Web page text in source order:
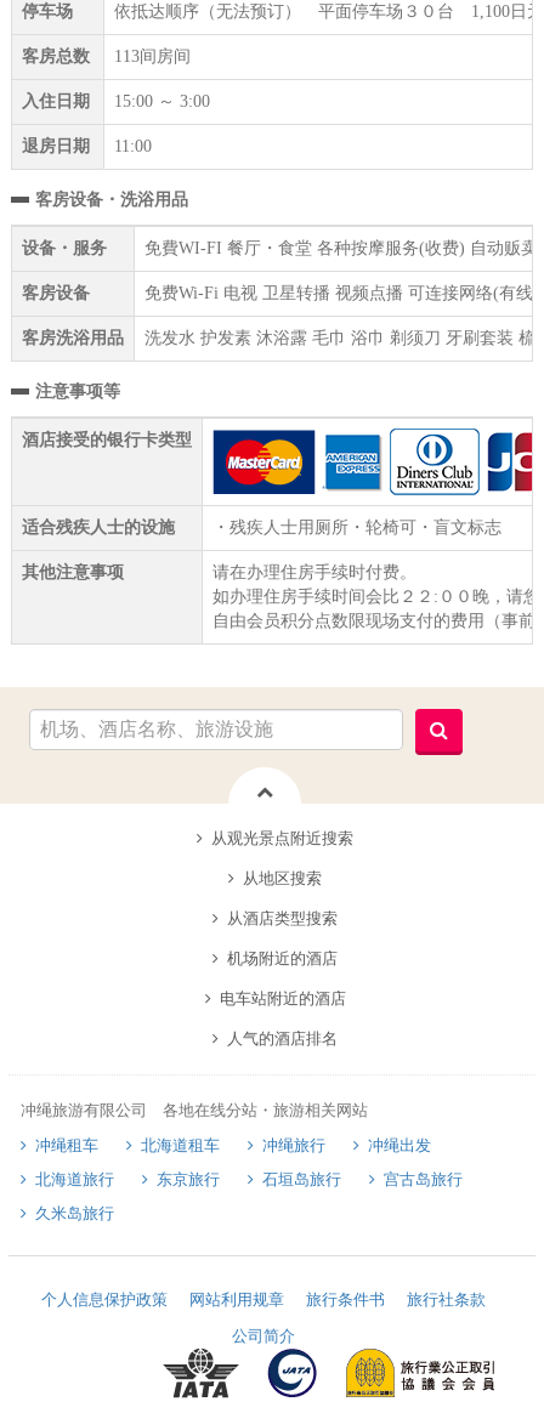
停车场 依抵达顺序（无法预订） 平面停车场３０台 1,100日元
客房总数 113间房间
入住日期 15:00 ～ 3:00
退房日期 11:00
客房设备・洗浴用品
设备・服务 免費WI-FI 餐厅・食堂 各种按摩服务(收费) 自动贩
客房设备 免费Wi-Fi 电视 卫星转播 视频点播 可连接网络(有
客房洗浴用品 洗发水 护发素 沐浴露 毛巾 浴巾 剃须刀 牙刷套装 梳
注意事项等
酒店接受的银行卡类型
适合残疾人士的设施 ・残疾人士用厕所・轮椅可・盲文标志
其他注意事项
请在办理住房手续时付费。
如办理住房手续时间会比２２:００晚，请
自由会员积分点数限现场支付的费用（事
从观光景点附近搜索
从地区搜索
从酒店类型搜索
机场附近的酒店
电车站附近的酒店
人气的酒店排名
冲绳旅游有限公司 各地在线分站・旅游相关网站
冲绳租车
北海道租车 冲绳旅行
冲绳出发
北海道旅行
东京旅行 石垣岛旅行
宫古岛旅行
久米岛旅行
个人信息保护政策 网站利用规章 旅行条件书
旅行社条款
公司简介